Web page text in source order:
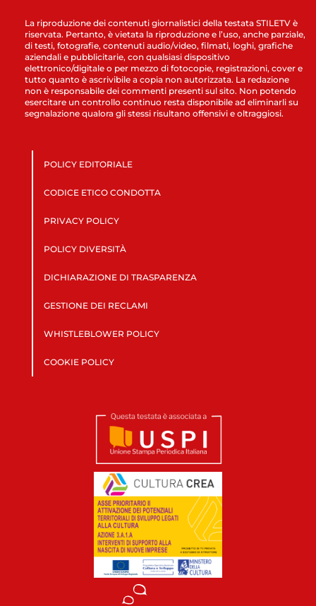
La riproduzione dei contenuti giornalistici della testata STILETV è
riservata. Pertanto, è vietata la riproduzione e l’uso, anche parziale,
di testi, fotografie, contenuti audio/video, filmati, loghi, grafiche
aziendali e pubblicitarie, con qualsiasi dispositivo
elettronico/digitale o per mezzo di fotocopie, registrazioni, cover e
tutto quanto è ascrivibile a copia non autorizzata. La redazione
non è responsabile dei commenti presenti sul sito. Non potendo
esercitare un controllo continuo resta disponibile ad eliminarli su
segnalazione qualora gli stessi risultano offensivi e oltraggiosi.
POLICY EDITORIALE
CODICE ETICO CONDOTTA
PRIVACY POLICY
POLICY DIVERSITÀ
DICHIARAZIONE DI TRASPARENZA
GESTIONE DEI RECLAMI
WHISTLEBLOWER POLICY
COOKIE POLICY